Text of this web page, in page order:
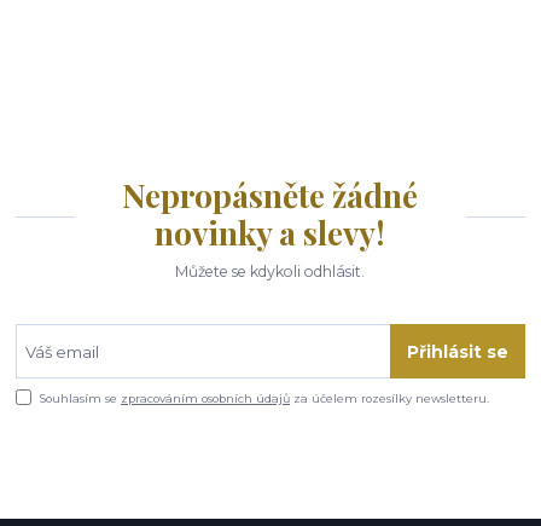
Nepropásněte žádné
novinky a slevy!
Můžete se kdykoli odhlásit.
Přihlásit se
Souhlasím se zpracováním osobních údajů za účelem rozesílky newsletteru.